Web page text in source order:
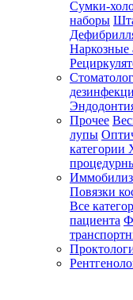
Сумки-
наборы
Наркозные
Прочее
лупы
категории
Повязки
Все
пациента